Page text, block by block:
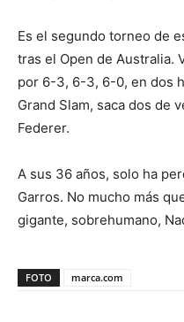
Es el segundo torneo de
tras el Open de Australia.
por 6-3, 6-3, 6-0, en dos
Grand Slam, saca dos de
Federer.
A sus 36 años, solo ha
Garros. No mucho más
gigante, sobrehumano,
FOTO marca.com